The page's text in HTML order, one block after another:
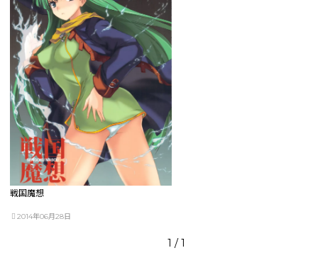
戦国魔想
2014年06月28日
1 / 1